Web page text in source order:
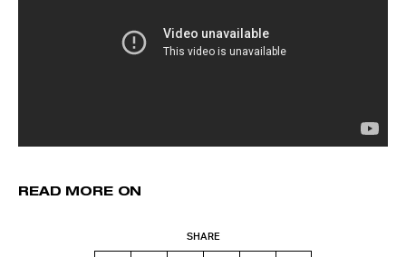
READ MORE ON
SHARE